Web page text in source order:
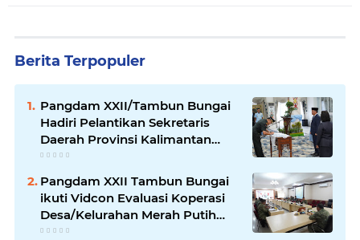
Berita Terpopuler
Pangdam XXII/Tambun Bungai
Hadiri Pelantikan Sekretaris
Daerah Provinsi Kalimantan
Tengah
Pangdam XXII Tambun Bungai
ikuti Vidcon Evaluasi Koperasi
Desa/Kelurahan Merah Putih
dipimpin Wakil Panglima TNI